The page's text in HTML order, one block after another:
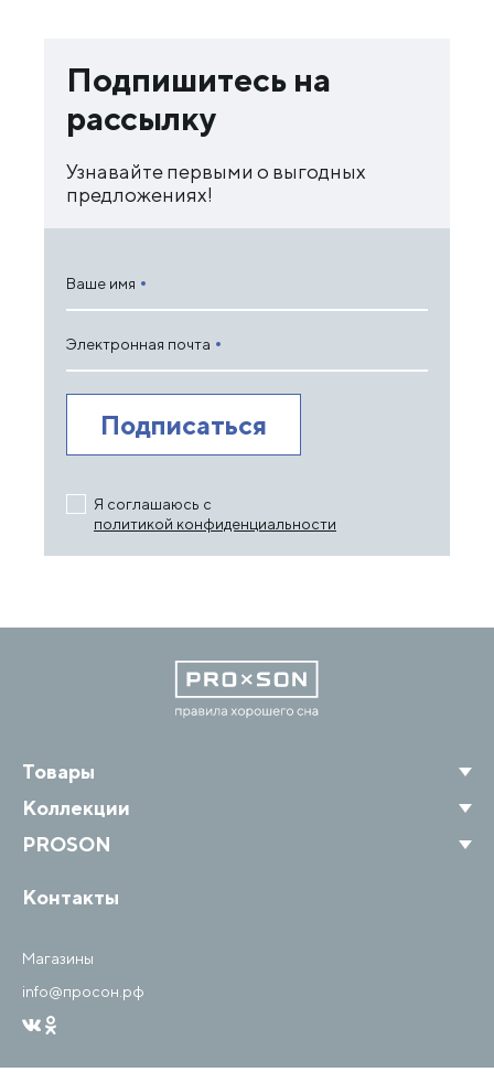
Подпишитесь на
рассылку
Узнавайте первыми о выгодных
предложениях!
Ваше имя
Электронная почта
Я соглашаюсь с
политикой конфиденциальности
Товары
Коллекции
PROSON
Контакты
Магазины
info@просон.рф